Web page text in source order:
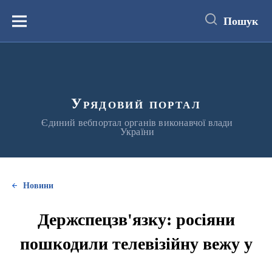
вмістуМеню Пошук
Урядовий портал
Єдиний вебпортал органів виконавчої влади
України
Новини
Держспецзв'язку: росіяни
пошкодили телевізійну вежу у